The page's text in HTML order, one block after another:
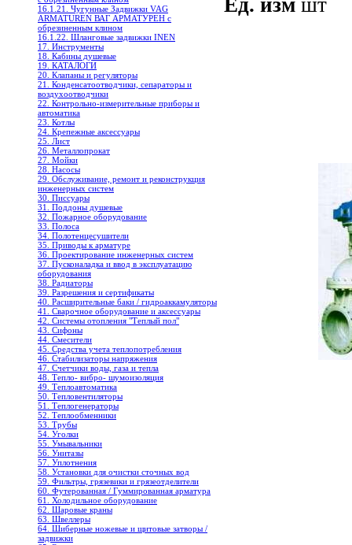
16.1.21. Чугунные Задвижки VAG
ARMATUREN ВАГ АРМАТУРЕН с
обрезиненным клином
16.1.22. Шланговые задвижки INEN
17. Инструменты
18. Кабины душевые
19. КАТАЛОГИ
20. Клапаны и регуляторы
21. Конденсатоотводчики, сепараторы и
воздухоотводчики
22. Контрольно-измерительные приборы и
автоматика
23. Котлы
24. Крепежные аксессуары
25. Лист
26. Металлопрокат
27. Мойки
28. Насосы
29. Обслуживание, ремонт и реконструкция
инженерных систем
30. Писсуары
31. Поддоны душевые
32. Пожарное оборудование
33. Полоса
34. Полотенцесушители
35. Приводы к арматуре
36. Проектирование инженерных систем
37. Пусконаладка и ввод в эксплуатацию
оборудования
38. Радиаторы
39. Разрешения и сертификаты
40. Расширительные баки / гидроаккамуляторы
41. Сварочное оборудование и аксессуары
42. Системы отопления "Теплый пол"
43. Сифоны
44. Смесители
45. Средства учета теплопотребления
46. Стабилизаторы напряжения
47. Счетчики воды, газа и тепла
48. Тепло- вибро- шумоизоляция
49. Теплоавтоматика
50. Тепловентиляторы
51. Теплогенераторы
52. Теплообменники
53. Трубы
54. Уголки
55. Умывальники
56. Унитазы
57. Уплотнения
58. Установки для очистки сточных вод
59. Фильтры, грязевики и грязеотделители
60. Футерованная / Гуммированная арматура
61. Холодильное oборудование
62. Шаровые краны
63. Швеллеры
64. Шиберные ножевые и щитовые затворы /
задвижки
Ед. изм шт